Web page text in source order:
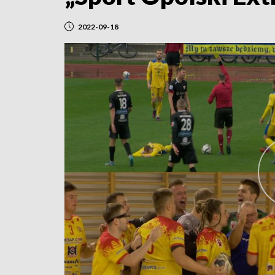
2022-09-18